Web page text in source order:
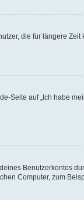
die für längere Zeit
Seite auf „Ich habe
Benutzerkontos
Computer, zum